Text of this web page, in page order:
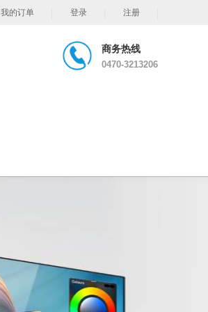
我的订单 登录 注册
商务热线
0470-3213206